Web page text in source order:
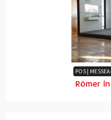
POS |
Römer